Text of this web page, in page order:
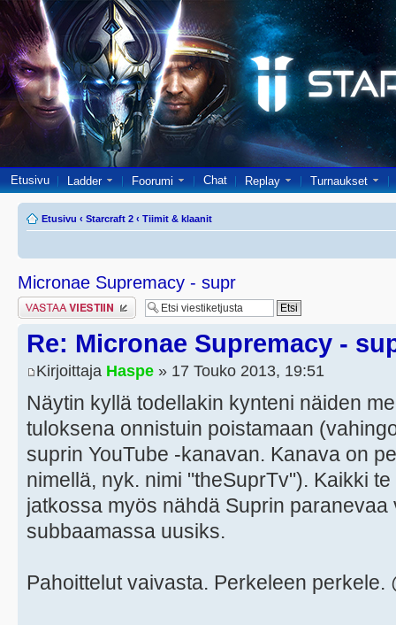
Etusivu Ladder Foorumi Chat Replay Turnaukset
Etusivu ‹ Starcraft 2 ‹ Tiimit & klaanit
Micronae Supremacy - supr
Lähetä vastaus
Re: Micronae Supremacy -
Kirjoittaja Haspe » 17 Touko 2013, 19:51
Näytin kyllä todellakin kynteni näiden
tuloksena onnistuin poistamaan
suprin YouTube -kanavan. Kanava on
nimellä, nyk. nimi "theSuprTv"). Kaikki
jatkossa myös nähdä Suprin
subbaamassa uusiks.
Pahoittelut vaivasta. Perkeleen perkele.